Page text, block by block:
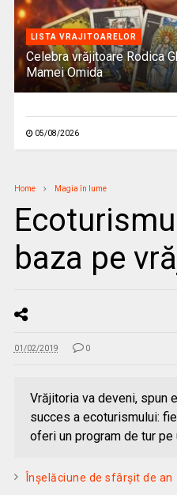
LISTA VRAJITOARELOR
Celebra vrăjitoare Rodica
Mamei Omida
05/08/2026
Home Magia în lume
baza pe
01/02/2019 0
Vrăjitoria va deveni, spun
succes a ecoturismului:
oferi un program de tur
Înșelăciune de sfârșit de an